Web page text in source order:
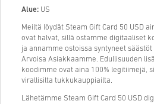
Alue: US
Meiltä löydät Steam Gift Card 50 USD
ovat halvat, sillä ostamme digitaaliset
ja annamme ostoissa syntyneet
Arvoisa Asiakkaamme. Edullisuuden
koodimme ovat aina 100% legitiimejä,
virallisilta tukkukauppiailta.
Lähetämme Steam Gift Card 50 USD